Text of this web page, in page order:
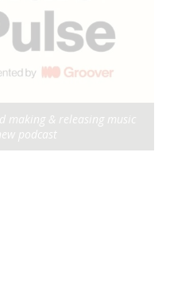
making & releasing music
podcast